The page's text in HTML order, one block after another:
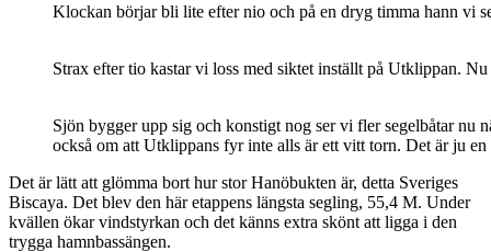
Klockan börjar bli lite efter nio och på en dryg timma hann vi
Strax efter tio kastar vi loss med siktet inställt på Utklippan.
Sjön bygger upp sig och konstigt nog ser vi fler segelbåtar nu
också om att Utklippans fyr inte alls är ett vitt torn. Det är ju en
Det är lätt att glömma bort hur stor Hanöbukten är, detta Sveriges
Biscaya. Det blev den här etappens längsta segling, 55,4 M. Under
kvällen ökar vindstyrkan och det känns extra skönt att ligga i den
trygga hamnbassängen.